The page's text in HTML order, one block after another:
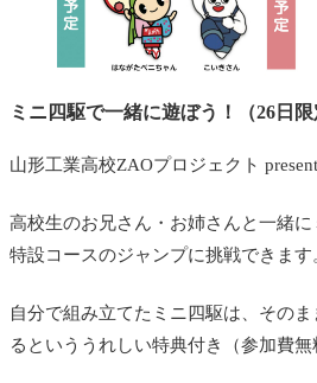
ミニ四駆で一緒に遊ぼう！（26日限
山形工業高校ZAOプロジェクト
高校生のお兄さん・お姉さんと一緒に
特設コースのジャンプに挑戦できます
自分で組み立てたミニ四駆は、その
るといううれしい特典付き（参加費無